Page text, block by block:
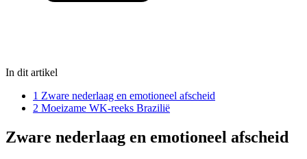
In dit artikel
1 Zware nederlaag en emotioneel afscheid
2 Moeizame WK-reeks Brazilië
Zware nederlaag en emotioneel afscheid